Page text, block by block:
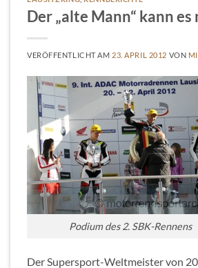
Der „alte Mann“ kann es
VERÖFFENTLICHT AM 23. APRIL 2012 VON
Podium des 2. SBK-Rennens
Der Supersport-Weltmeister von